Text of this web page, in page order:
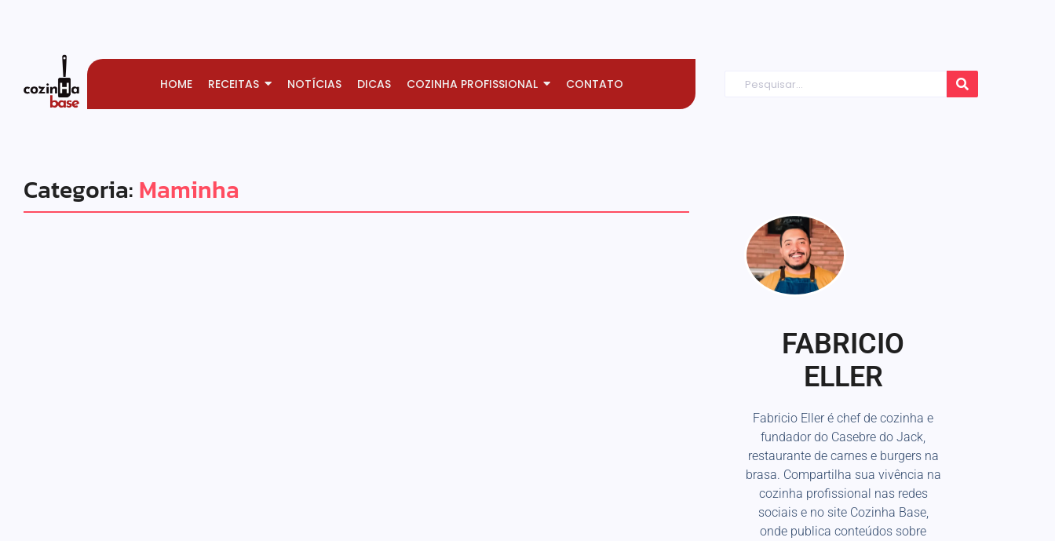
HOME RECEITAS NOTÍCIAS DICAS COZINHA PROFISSIONAL CONTATO
Categoria: Maminha
FABRICIO
ELLER
Fabricio Eller é chef de cozinha e
fundador do Casebre do Jack,
restaurante de carnes e burgers na
brasa. Compartilha sua vivência na
cozinha profissional nas redes
sociais e no site Cozinha Base,
onde publica conteúdos sobre